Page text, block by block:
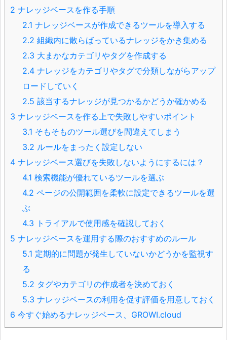
2 ナレッジベースを作る手順
2.1 ナレッジベースが作成できるツールを導入する
2.2 組織内に散らばっているナレッジをかき集める
2.3 大まかなカテゴリやタグを作成する
2.4 ナレッジをカテゴリやタグで分類しながらアップ
ロードしていく
2.5 該当するナレッジが見つかるかどうか確かめる
3 ナレッジベースを作る上で失敗しやすいポイント
3.1 そもそものツール選びを間違えてしまう
3.2 ルールをまったく設定しない
4 ナレッジベース選びを失敗しないようにするには？
4.1 検索機能が優れているツールを選ぶ
4.2 ページの公開範囲を柔軟に設定できるツールを選
ぶ
4.3 トライアルで使用感を確認しておく
5 ナレッジベースを運用する際のおすすめのルール
5.1 定期的に問題が発生していないかどうかを監視す
る
5.2 タグやカテゴリの作成者を決めておく
5.3 ナレッジベースの利用を促す評価を用意しておく
6 今すぐ始めるナレッジベース、GROWI.cloud